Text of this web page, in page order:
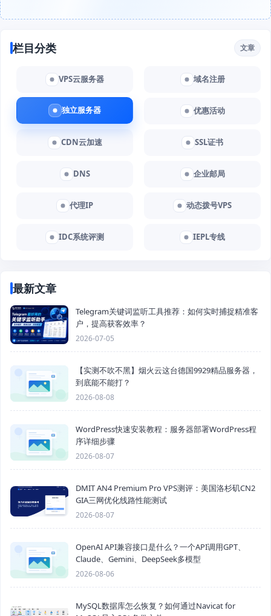
栏目分类 文章
VPS云服务器 域名注册
独立服务器 优惠活动
CDN云加速 SSL证书
DNS 企业邮局
代理IP 动态拨号VPS
IDC系统评测 IEPL专线
最新文章
Telegram关键词监听工具推荐：如何实时捕捉精准客
户，提高获客效率？
2026-07-05
【实测不吹不黑】烟火云这台德国9929精品服务器，
到底能不能打？
2026-08-08
WordPress快速安装教程：服务器部署WordPress程
序详细步骤
2026-08-07
DMIT AN4 Premium Pro VPS测评：美国洛杉矶CN2
GIA三网优化线路性能测试
2026-08-07
OpenAI API兼容接口是什么？一个API调用GPT、
Claude、Gemini、DeepSeek多模型
2026-08-06
MySQL数据库怎么恢复？如何通过Navicat for